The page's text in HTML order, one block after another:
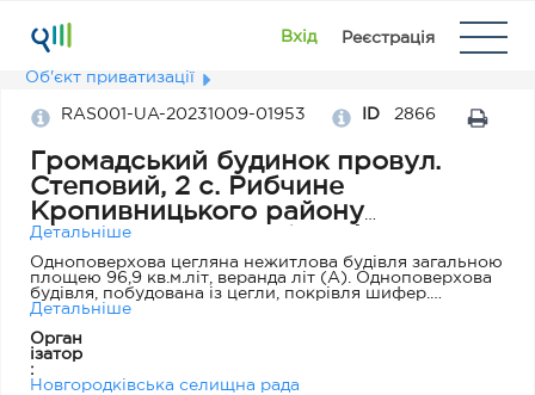
Вхід Реєстрація
Об'єкт приватизації
RAS001-UA-20231009-01953 ID 2866
Громадський будинок провул.
Степовий, 2 с. Рибчине
Кропивницького району
Кіровоградської області
Детальніше
Одноповерхова цегляна нежитлова будівля загальною
площею 96,9 кв.м.літ, веранда літ (А). Одноповерхова
будівля, побудована із цегли, покрівля шифер.
Потребує капітального ремонту. Будівля
будівля, розташована на земельній ділянці,
кадастровий номер 3523483600:55:000:0024, площа
0,075 га, що розміщена за адресою: Кіровоградська
обл. Кропивницький район, с. Рибчине, провул.
Детальніше
Орган
ізатор
:
Новгородківська селищна рада